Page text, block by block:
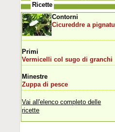
Ricette
Contorni
Cicureddre a pignatu
Primi
Vermicelli col sugo di granchi
Minestre
Zuppa di pesce
Vai all'elenco completo delle
ricette